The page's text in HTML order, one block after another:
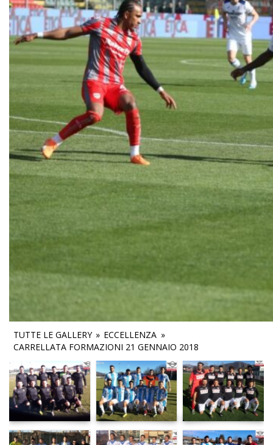
TUTTE LE GALLERY » ECCELLENZA »
CARRELLATA FORMAZIONI 21 GENNAIO 2018